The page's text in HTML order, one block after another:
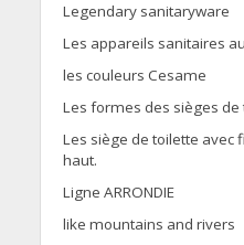
Legendary sanitaryware
Les appareils sanitaires
les couleurs Cesame
Les formes des sièges de
Les siège de toilette avec
haut.
Ligne ARRONDIE
like mountains and rivers